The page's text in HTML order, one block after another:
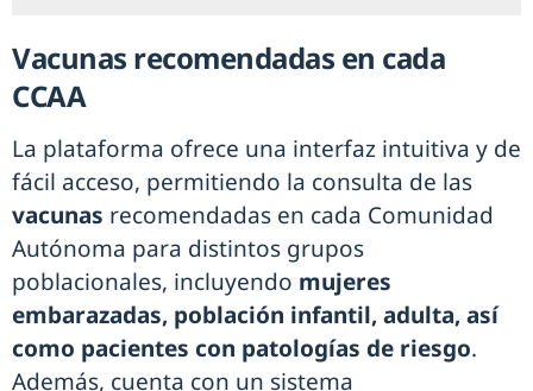
Vacunas recomendadas en cada
CCAA
La plataforma ofrece una interfaz intuitiva y de
fácil acceso, permitiendo la consulta de las
vacunas recomendadas en cada Comunidad
Autónoma para distintos grupos
poblacionales, incluyendo mujeres
embarazadas, población infantil, adulta, así
como pacientes con patologías de riesgo.
Además, cuenta con un sistema